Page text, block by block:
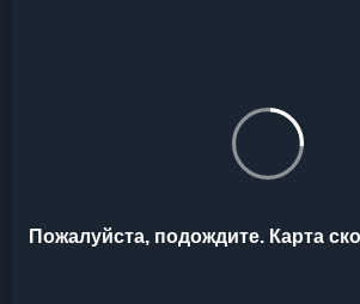
Пожалуйста, подождите. Карта